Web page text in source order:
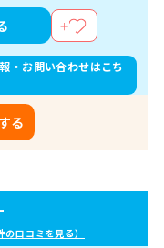
・お問い合わせはこち
る
の口コミを見る）